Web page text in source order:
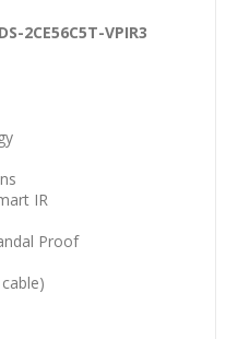
2CE56C5T-VPIR3
IR
Proof